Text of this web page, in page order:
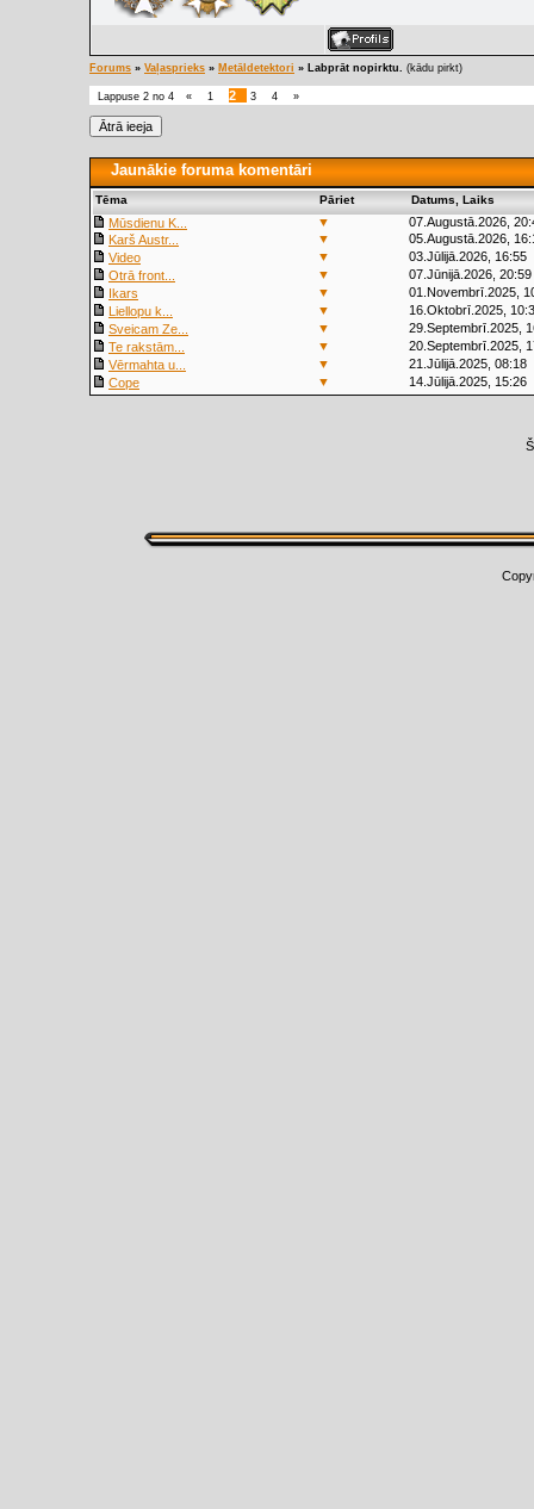
Forums » Vaļasprieks » Metāldetektori » Labprāt nopirktu. (kādu pirkt)
Lappuse 2 no 4 « 1 2 3 4 »
Jaunākie foruma komentāri
Tēma Pāriet Datums, Laiks
Mūsdienu K... ▼
07.Augustā.2026,
Karš Austr...
▼
05.Augustā.2026,
Video
▼
03.Jūlijā.2026, 16:55
Otrā front...
▼
07.Jūnijā.2026, 20:59
Ikars
▼
01.Novembrī.2025,
Liellopu k...
▼
16.Oktobrī.2025,
Sveicam Ze...
▼
29.Septembrī.2025,
Te rakstām...
▼
20.Septembrī.2025,
Vērmahta u...
▼
21.Jūlijā.2025, 08:18
Cope
▼ 14.Jūlijā.2025, 15:26